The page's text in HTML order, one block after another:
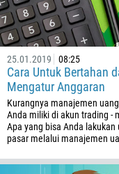
25.01.2019 08:25
Cara Untuk Bertahan
Mengatur Anggaran
Kurangnya manajemen
Anda miliki di akun trading -
Apa yang bisa Anda
pasar melalui manajemen
591
387
267
55
246
673
359
226